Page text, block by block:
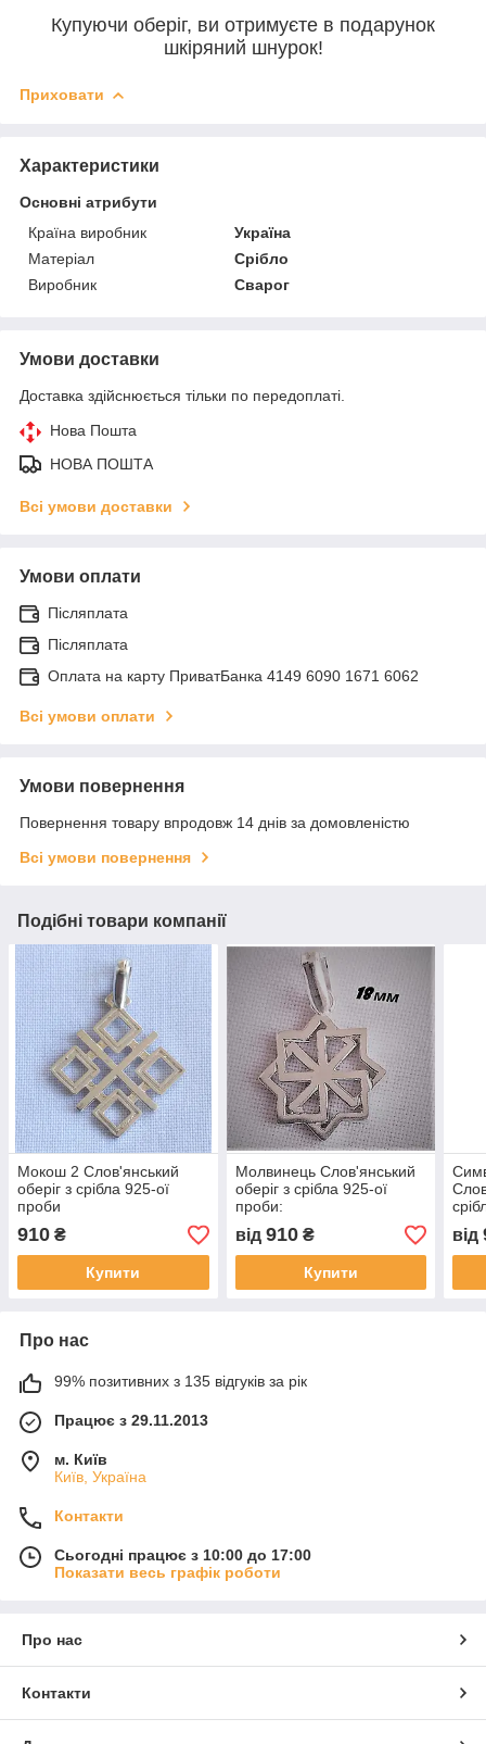
Купуючи оберіг, ви отримуєте в подарунок
шкіряний шнурок!
Приховати
Характеристики
Основні атрибути
Країна виробник
Україна
Матеріал
Срібло
Виробник
Сварог
Умови доставки
Доставка здійснюється тільки по передоплаті.
Нова Пошта
НОВА ПОШТА
Всі умови доставки
Умови оплати
Післяплата
Післяплата
Оплата на карту ПриватБанка 4149 6090 1671 6062
Всі умови оплати
Умови повернення
Повернення товару впродовж 14 днів за домовленістю
Всі умови повернення
Подібні товари компанії
Мокош 2 Слов'янський
оберіг з срібла 925-ої
проби
910 ₴
Купити
Молвинець Слов'янський
оберіг з срібла 925-ої
проби:
від 910₴
Купити
від
Про нас
99% позитивних з 135 відгуків за рік
Працює з 29.11.2013
м. Київ
Київ, Україна
Контакти
Сьогодні працює з 10:00 до 17:00
Показати весь графік роботи
Про нас
Контакти